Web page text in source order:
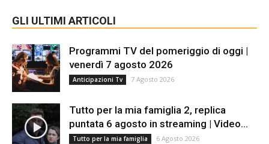
GLI ULTIMI ARTICOLI
Programmi TV del pomeriggio di oggi |
venerdì 7 agosto 2026
Anticipazioni Tv 7 Agosto 2026
Tutto per la mia famiglia 2, replica
puntata 6 agosto in streaming | Video...
Tutto per la mia famiglia 6 Agosto 2026